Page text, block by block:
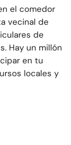
el comedor
vecinal de
de
Hay un millón
en tu
locales y